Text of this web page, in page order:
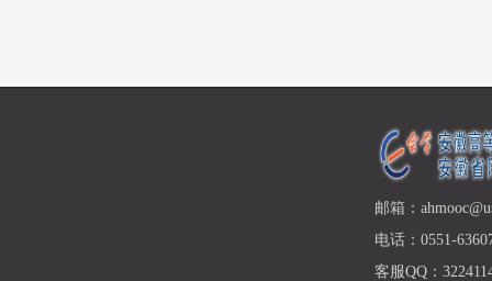
邮箱：
电话：0551-
客服QQ：